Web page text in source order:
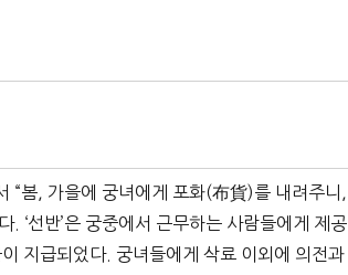
“봄, 가을에 궁녀에게 포화(布貨)를 내려주니,
. ‘선반’은 궁중에서 근무하는 사람들에게 제공
지급되었다. 궁녀들에게 삭료 이외에 의전과